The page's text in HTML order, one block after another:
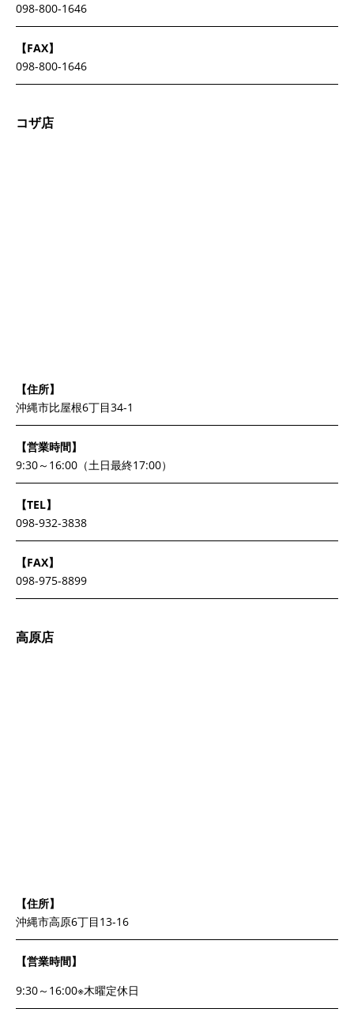
098-800-1646
【FAX】
098-800-1646
コザ店
【住所】
沖縄市比屋根6丁目34-1
【営業時間】
9:30～16:00（土日最終17:00）
【TEL】
098-932-3838
【FAX】
098-975-8899
高原店
【住所】
沖縄市高原6丁目13-16
【営業時間】
9:30～16:00※木曜定休日